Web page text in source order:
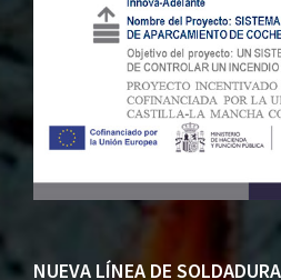
NUEVA LÍNEA DE